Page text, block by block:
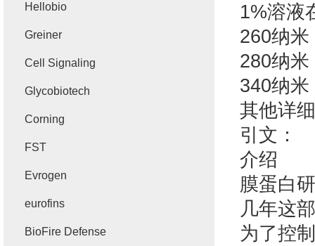
1%溶液
260纳米
280纳米
340纳米
其他详
引文：
介绍
膜蛋白
几年这
为了控
Hellobio
Greiner
Cell Signaling
Glycobiotech
Corning
FST
Evrogen
eurofins
BioFire Defense